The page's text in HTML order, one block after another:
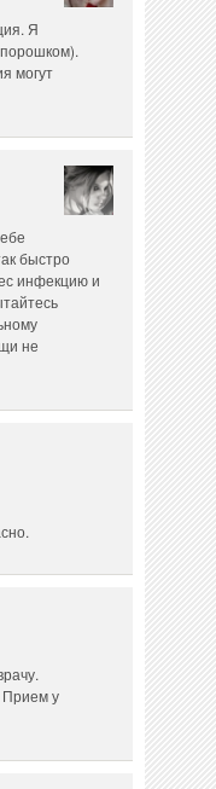
Я
могут
быстро
инфекцию и
не
Прием у